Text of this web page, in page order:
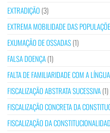
EXTRADIÇÃO (3)
EXTREMA MOBILIDADE DAS
EXUMAÇÃO DE OSSADAS(1)
FALSA DOENÇA(1)
FALTA DE FAMILIARIDADE COM A
FISCALIZAÇÃO ABSTRATA SUCESSIVA(1)
FISCALIZAÇÃO CONCRETA DA
FISCALIZAÇÃO DA